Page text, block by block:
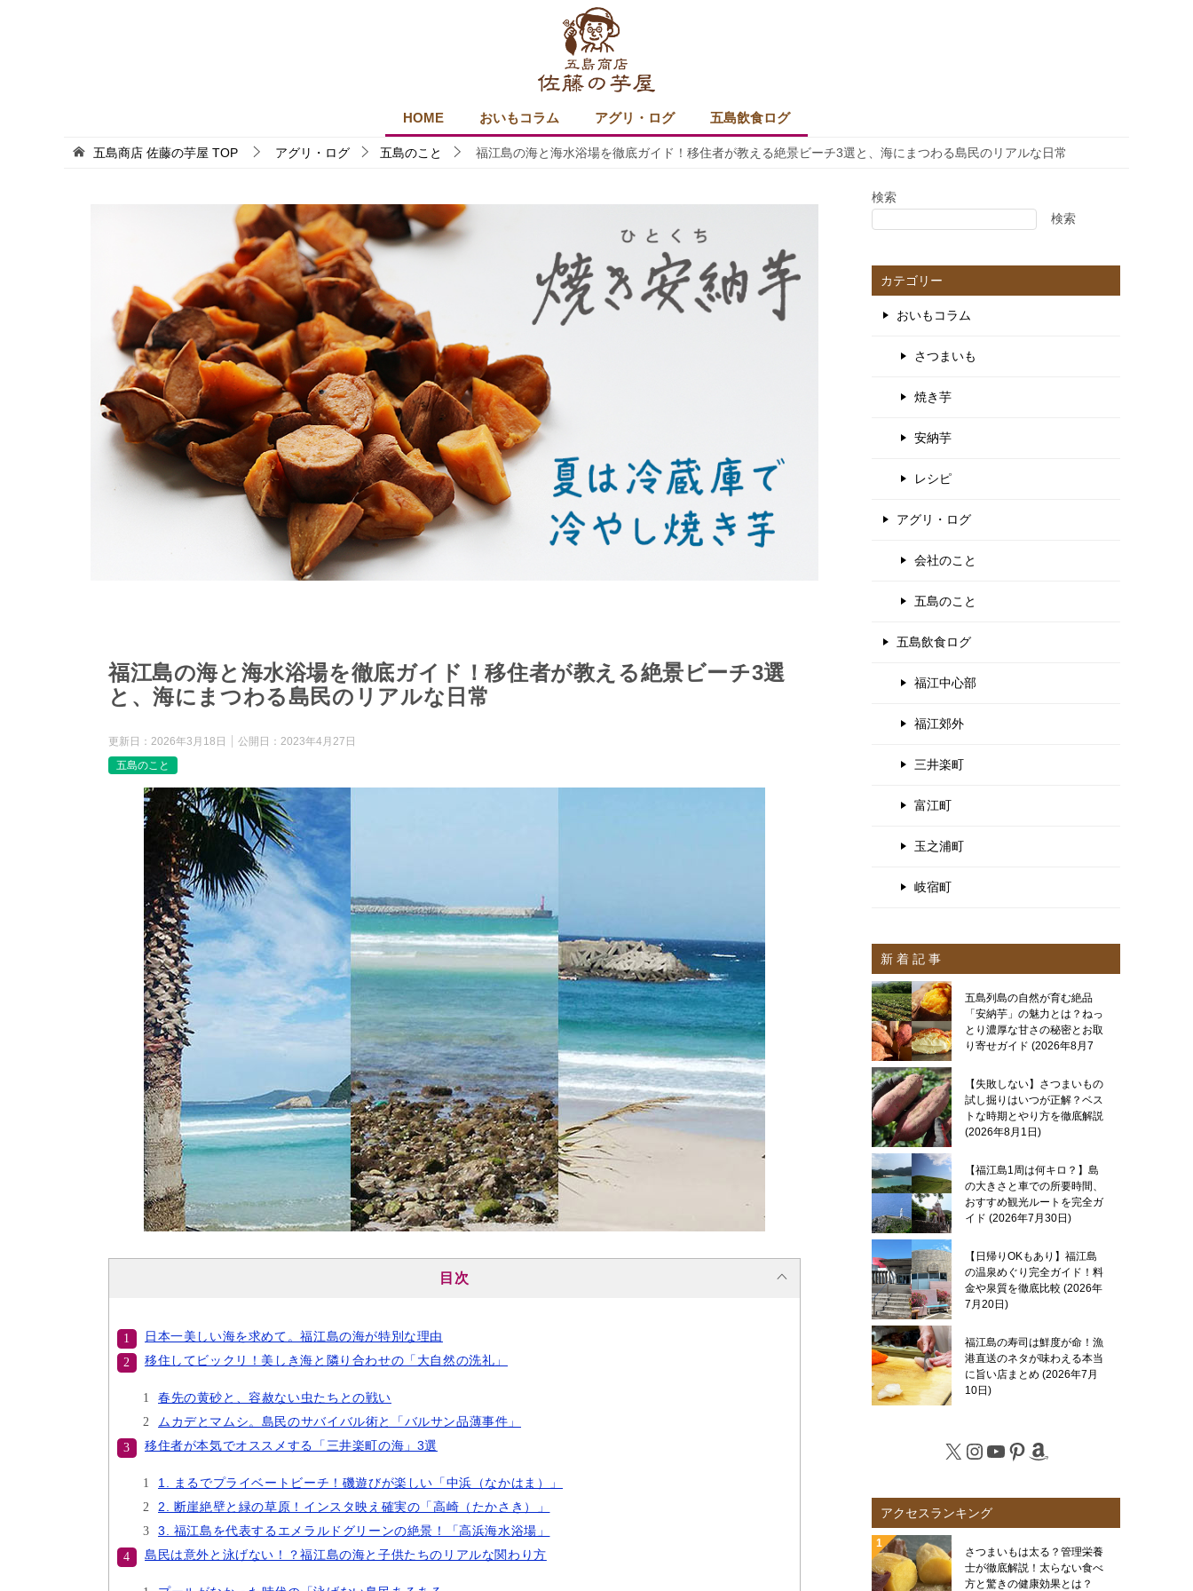
HOME おいもコラム アグリ・ログ 五島飲食ログ
五島商店 佐藤の芋屋 TOP アグリ・ログ 五島のこと 福江島の海と海水浴場を徹底ガイド！移住者が教える絶景ビーチ3選と、海にまつわる島民のリアルな日常
福江島の海と海水浴場を徹底ガイド！移住者が教える絶景ビーチ3選
と、海にまつわる島民のリアルな日常
更新日： 2026年3月18日 公開日： 2023年4月27日
五島のこと
目次
日本一美しい海を求めて。福江島の海が特別な理由
移住してビックリ！美しき海と隣り合わせの「大自然の洗礼」
春先の黄砂と、容赦ない虫たちとの戦い
ムカデとマムシ。島民のサバイバル術と「バルサン品薄事件」
移住者が本気でオススメする「三井楽町の海」3選
1. まるでプライベートビーチ！磯遊びが楽しい「中浜（なかはま）」
2. 断崖絶壁と緑の草原！インスタ映え確実の「高崎（たかさき）」
3. 福江島を代表するエメラルドグリーンの絶景！「高浜海水浴場」
島民は意外と泳げない！？福江島の海と子供たちのリアルな関わり方
検索
検索
カテゴリー
おいもコラム
さつまいも
焼き芋
安納芋
レシピ
アグリ・ログ
会社のこと
五島のこと
五島飲食ログ
福江中心部
福江郊外
三井楽町
富江町
玉之浦町
岐宿町
新 着 記 事
五島列島の自然が育む絶品
「安納芋」の魅力とは？ねっ
とり濃厚な甘さの秘密とお取
り寄せガイド 2026年8月7
【失敗しない】さつまいもの
試し掘りはいつが正解？ベス
トな時期とやり方を徹底解説
2026年8月1日
【福江島1周は何キロ？】島
の大きさと車での所要時間、
おすすめ観光ルートを完全ガ
イド 2026年7月30日
【日帰りOKもあり】福江島
の温泉めぐり完全ガイド！料
金や泉質を徹底比較 2026年
7月20日
福江島の寿司は鮮度が命！漁
港直送のネタが味わえる本当
に旨い店まとめ 2026年7月
10日
X Instagram
YouTube
Pinterest
Amazon
アクセスランキング
さつまいもは太る？管理栄養
士が徹底解説！太らない食べ
方と驚きの健康効果とは？